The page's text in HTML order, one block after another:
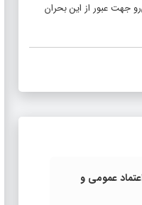
جهت عبور از این بحران
عمومی و